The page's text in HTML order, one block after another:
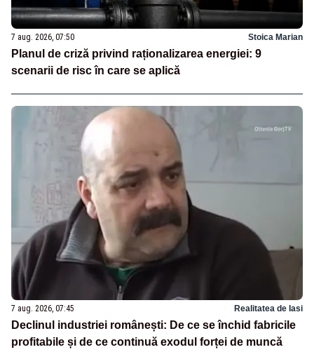
7 aug. 2026, 07:50 Stoica Marian
Planul de criză privind raționalizarea energiei: 9
scenarii de risc în care se aplică
7 aug. 2026, 07:45 Realitatea de Iasi
Declinul industriei românești: De ce se închid fabricile
profitabile și de ce continuă exodul forței de muncă